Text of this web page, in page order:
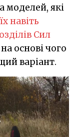
моделей, які
їх навіть
Сил
основі чого
варіант.